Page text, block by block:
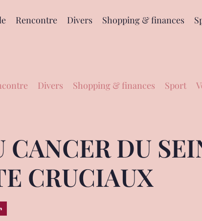
Rencontre Divers Shopping & finances
Divers Shopping & finances Sport
DU
CRUCIAUX